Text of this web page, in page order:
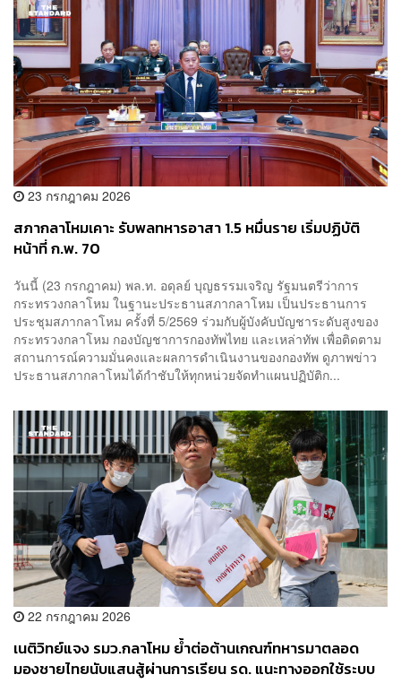
23 กรกฎาคม 2026
สภากลาโหมเคาะ รับพลทหารอาสา 1.5 หมื่นราย เริ่มปฏิบัติ
หน้าที่ ก.พ. 70
​วันนี้ (23 กรกฎาคม) พล.ท. อดุลย์ บุญธรรมเจริญ รัฐมนตรีว่าการ
กระทรวงกลาโหม ในฐานะประธานสภากลาโหม เป็นประธานการ
ประชุมสภากลาโหม ครั้งที่ 5/2569 ร่วมกับผู้บังคับบัญชาระดับสูงของ
กระทรวงกลาโหม กองบัญชาการกองทัพไทย และเหล่าทัพ เพื่อติดตาม
สถานการณ์ความมั่นคงและผลการดำเนินงานของกองทัพ ดูภาพข่าว
ประธานสภากลาโหมได้กำชับให้ทุกหน่วยจัดทำแผนปฏิบัติก...
22 กรกฎาคม 2026
เนติวิทย์แจง รมว.กลาโหม ย้ำต่อต้านเกณฑ์ทหารมาตลอด
มองชายไทยนับแสนสู้ผ่านการเรียน รด. แนะทางออกใช้ระบบ